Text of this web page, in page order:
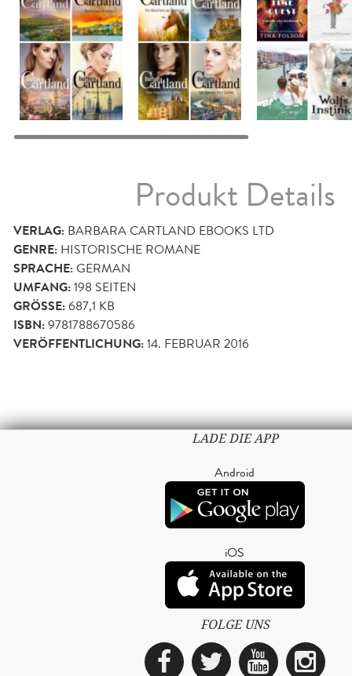
Produkt Details
VERLAG: BARBARA CARTLAND EBOOKS LTD
GENRE: HISTORISCHE ROMANE
SPRACHE:GERMAN
UMFANG:198 SEITEN
GRÖSSE: 687,1 KB
ISBN:9781788670586
VERÖFFENTLICHUNG:14. FEBRUAR 2016
LADE DIE APP
Android
iOS
FOLGE UNS
Facebook
Twitter